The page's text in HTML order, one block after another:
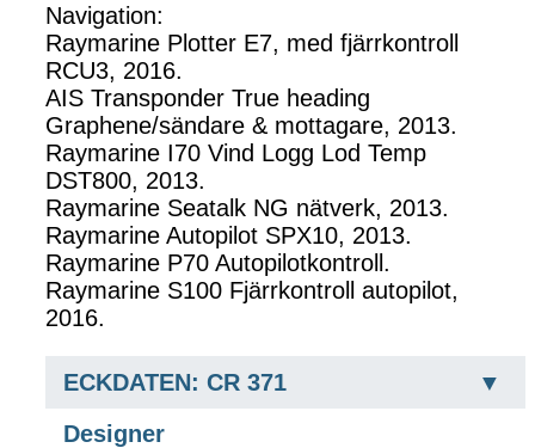
Navigation:
Raymarine Plotter E7, med fjärrkontroll
RCU3, 2016.
AIS Transponder True heading
Graphene/sändare & mottagare, 2013.
Raymarine I70 Vind Logg Lod Temp
DST800, 2013.
Raymarine Seatalk NG nätverk, 2013.
Raymarine Autopilot SPX10, 2013.
Raymarine P70 Autopilotkontroll.
Raymarine S100 Fjärrkontroll autopilot,
2016.
ECKDATEN: CR 371
Designer